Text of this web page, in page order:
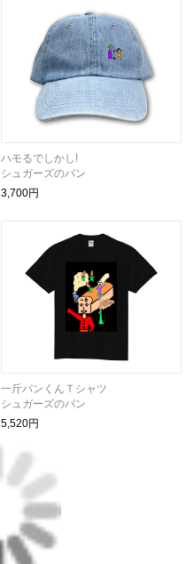
ハモるでしかし!
シュガーズのパン
3,700円
一斤パンくんＴシャツ
シュガーズのパン
5,520円